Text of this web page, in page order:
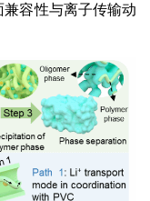
容性与离子传输动